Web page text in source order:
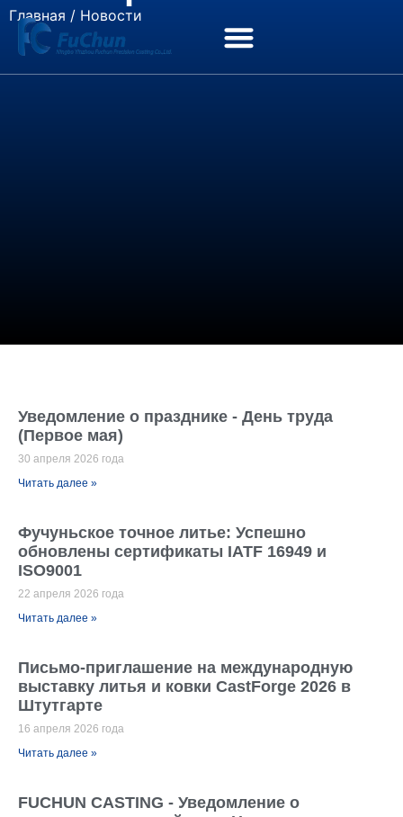
Главная / Новости
Уведомление о празднике - День труда
(Первое мая)
30 апреля 2026 года
Читать далее »
Фучуньское точное литье: Успешно
обновлены сертификаты IATF 16949 и
ISO9001
22 апреля 2026 года
Читать далее »
Письмо-приглашение на международную
выставку литья и ковки CastForge 2026 в
Штутгарте
16 апреля 2026 года
Читать далее »
FUCHUN CASTING - Уведомление о